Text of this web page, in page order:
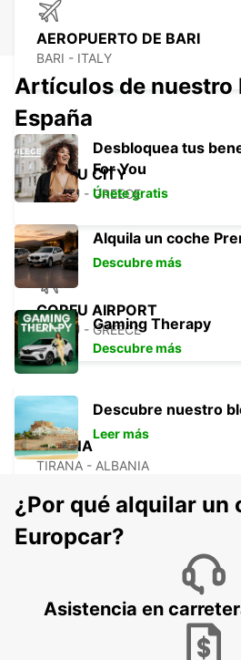
AEROPUERTO DE BARI
BARI - ITALY
CORFU CITY
CORFU - GREECE
CORFU AIRPORT
CORFU - GREECE
TIRANA
TIRANA - ALBANIA
TIRANA AEROPUERTO
TIRANA - ALBANIA
Artículos de nuestro
España
Desbloquea tus
For You
Únete gratis
Alquila un coche
Descubre más
Gaming Therapy
Descubre más
Descubre nuestro
Leer más
¿Por qué alquilar un
Europcar?
Asistencia en